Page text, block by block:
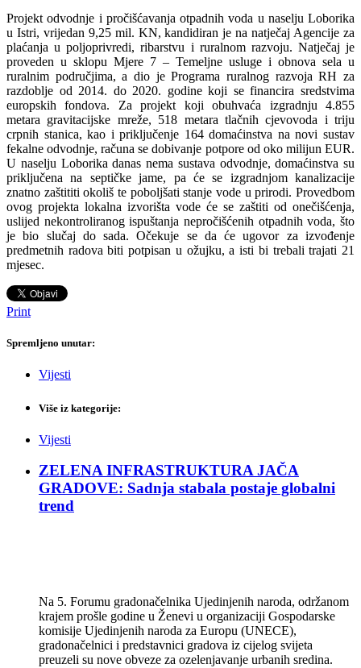
Projekt odvodnje i pročišćavanja otpadnih voda u naselju Loborika
u Istri, vrijedan 9,25 mil. KN, kandidiran je na natječaj Agencije za
plaćanja u poljoprivredi, ribarstvu i ruralnom razvoju. Natječaj je
proveden u sklopu Mjere 7 – Temeljne usluge i obnova sela u
ruralnim područjima, a dio je Programa ruralnog razvoja RH za
razdoblje od 2014. do 2020. godine koji se financira sredstvima
europskih fondova. Za projekt koji obuhvaća izgradnju 4.855
metara gravitacijske mreže, 518 metara tlačnih cjevovoda i triju
crpnih stanica, kao i priključenje 164 domaćinstva na novi sustav
fekalne odvodnje, računa se dobivanje potpore od oko milijun EUR.
U naselju Loborika danas nema sustava odvodnje, domaćinstva su
priključena na septičke jame, pa će se izgradnjom kanalizacije
znatno zaštititi okoliš te poboljšati stanje vode u prirodi. Provedbom
ovog projekta lokalna izvorišta vode će se zaštiti od onečišćenja,
uslijed nekontroliranog ispuštanja nepročišćenih otpadnih voda, što
je bio slučaj do sada. Očekuje se da će ugovor za izvođenje
predmetnih radova biti potpisan u ožujku, a isti bi trebali trajati 21
mjesec.
Print
Spremljeno unutar:
Vijesti
Više iz kategorije:
Vijesti
ZELENA INFRASTRUKTURA JAČA
GRADOVE: Sadnja stabala postaje globalni
trend
Na 5. Forumu gradonačelnika Ujedinjenih naroda, održanom
krajem prošle godine u Ženevi u organizaciji Gospodarske
komisije Ujedinjenih naroda za Europu (UNECE),
gradonačelnici i predstavnici gradova iz cijelog svijeta
preuzeli su nove obveze za ozelenjavanje urbanih sredina.